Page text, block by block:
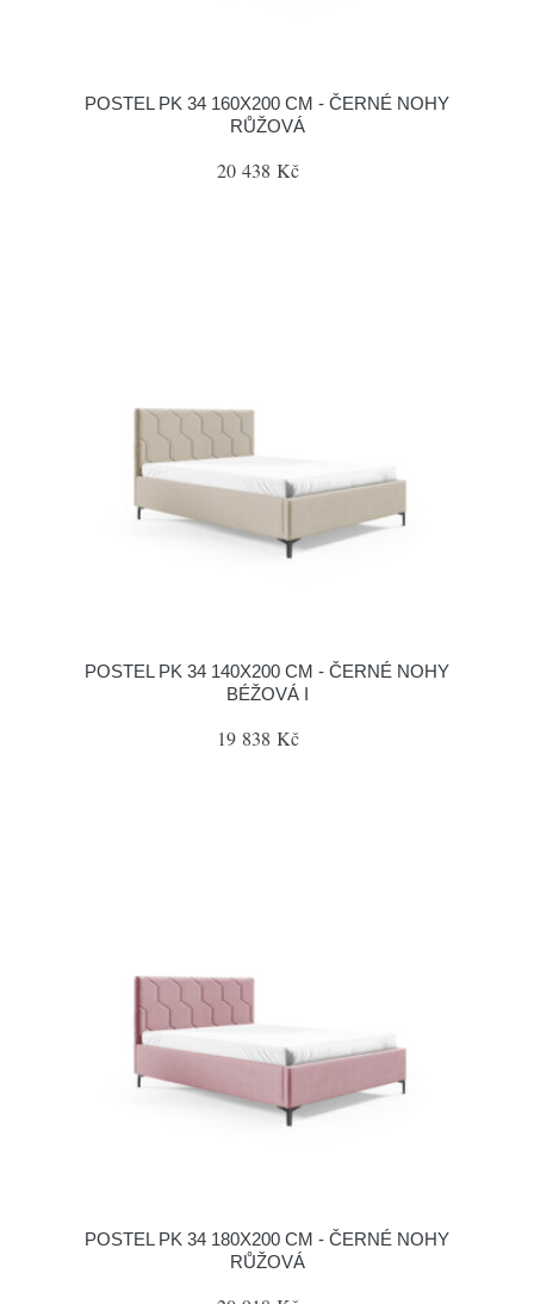
POSTEL PK 34 160X200 CM - ČERNÉ NOHY
RŮŽOVÁ
20 438 Kč
POSTEL PK 34 140X200 CM - ČERNÉ NOHY
BÉŽOVÁ I
19 838 Kč
POSTEL PK 34 180X200 CM - ČERNÉ NOHY
RŮŽOVÁ